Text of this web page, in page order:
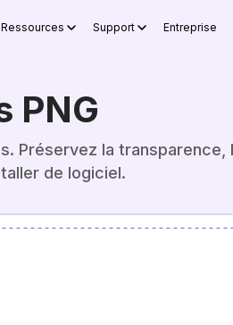
Ressources Support Entreprise
PNG
Préservez la
de logiciel.